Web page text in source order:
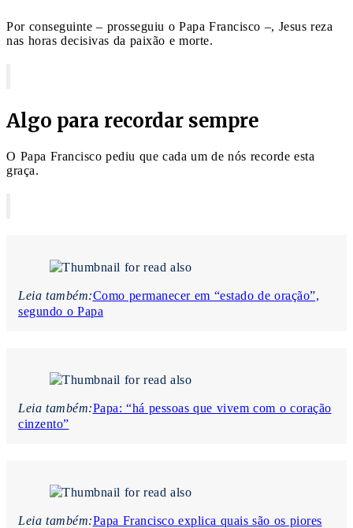
Por conseguinte – prosseguiu o Papa Francisco –, Jesus reza
nas horas decisivas da paixão e morte.
Algo para recordar sempre
O Papa Francisco pediu que cada um de nós recorde esta
graça.
Leia também:Como permanecer em “estado de oração”,
segundo o Papa
Leia também:Papa: “há pessoas que vivem com o coração
cinzento”
Leia também:Papa Francisco explica quais são os piores